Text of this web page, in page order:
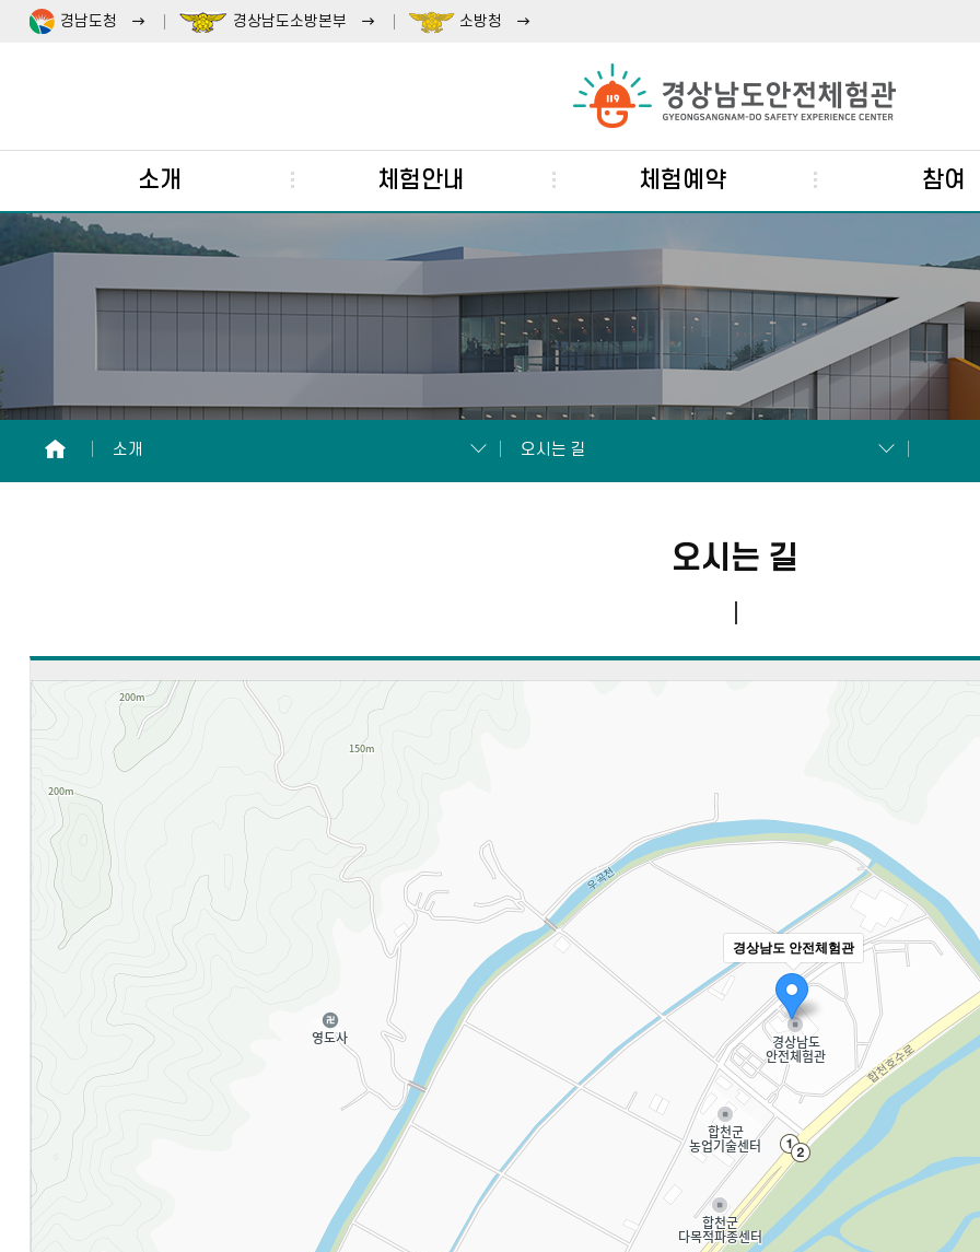
경남도청 경상남도소방본부 소방청
소개 체험안내 체험예약 참여
HOME
소개 오시는 길
오시는 길
경상남도 안전체험관